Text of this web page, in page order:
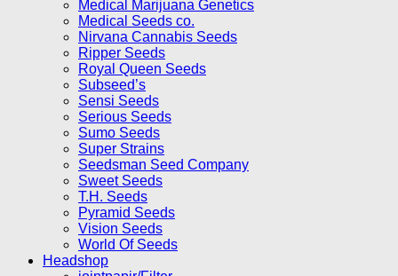
Medical Marijuana Genetics
Medical Seeds co.
Nirvana Cannabis Seeds
Ripper Seeds
Royal Queen Seeds
Subseed’s
Sensi Seeds
Serious Seeds
Sumo Seeds
Super Strains
Seedsman Seed Company
Sweet Seeds
T.H. Seeds
Pyramid Seeds
Vision Seeds
World Of Seeds
Headshop